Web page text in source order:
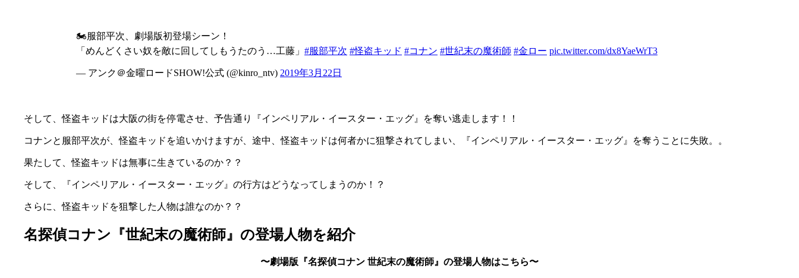
🏍服部平次、劇場版初登場シーン！
「めんどくさい奴を敵に回してしもうたのう…工藤」 #服部平次 #怪盗キッド #コナン #世紀末の魔術師 #金ロー pic.twitter.com/dx8YaeWrT3
— アンク＠金曜ロードSHOW!公式 (@kinro_ntv) 2019年3月22日
そして、怪盗キッドは大阪の街を停電させ、予告通り『インペリアル・イースター・エッグ』を奪い逃走します！！
コナンと服部平次が、怪盗キッドを追いかけますが、途中、怪盗キッドは何者かに狙撃されてしまい、『インペリアル・イースター・エッグ』を奪うことに失敗。。
果たして、怪盗キッドは無事に生きているのか？？
そして、『インペリアル・イースター・エッグ』の行方はどうなってしまうのか！？
さらに、怪盗キッドを狙撃した人物は誰なのか？？
名探偵コナン『世紀末の魔術師』の登場人物を紹介
〜劇場版『名探偵コナン 世紀末の魔術師』の登場人物はこちら〜